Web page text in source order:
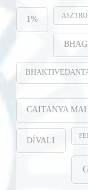
1%
CAITANYA
DÍVALI